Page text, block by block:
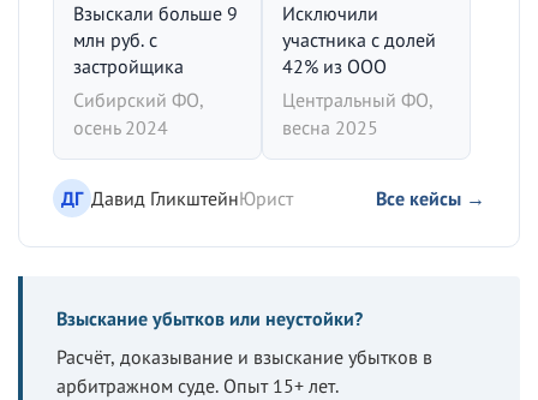
Взыскали больше 9
млн руб. с
застройщика
Сибирский ФО,
осень 2024
Исключили
участника с долей
42% из ООО
Центральный ФО,
весна 2025
ДГ Давид ГликштейнЮрист Все кейсы →
Взыскание убытков или неустойки?
Расчёт, доказывание и взыскание убытков в
арбитражном суде. Опыт 15+ лет.